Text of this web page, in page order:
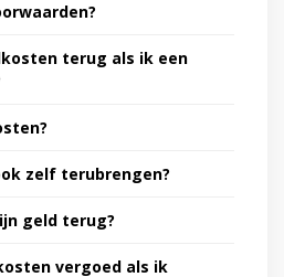
terug als ik een
zelf terubrengen?
geld terug?
vergoed als ik